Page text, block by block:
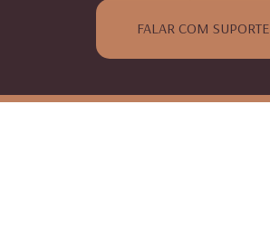
FALAR COM SUPORTE